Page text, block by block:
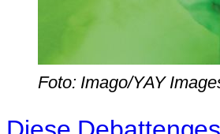
Foto: Imago/YAY